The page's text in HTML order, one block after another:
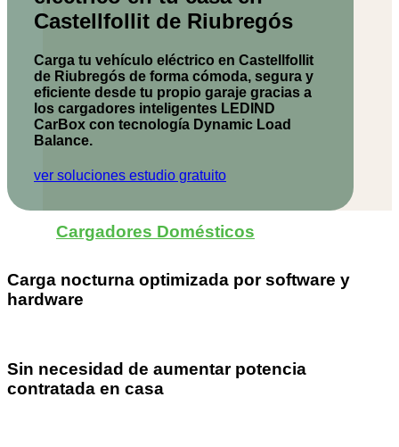
Cargadores Domésticos
Castellfollit de Riubregós
Carga tu vehículo eléctrico en Castellfollit
de Riubregós de forma cómoda, segura y
eficiente desde tu propio garaje gracias a
los cargadores inteligentes LEDIND
CarBox con tecnología Dynamic Load
Balance.
ver soluciones estudio gratuito
Carga nocturna optimizada por software y
hardware
Sin necesidad de aumentar potencia
contratada en casa